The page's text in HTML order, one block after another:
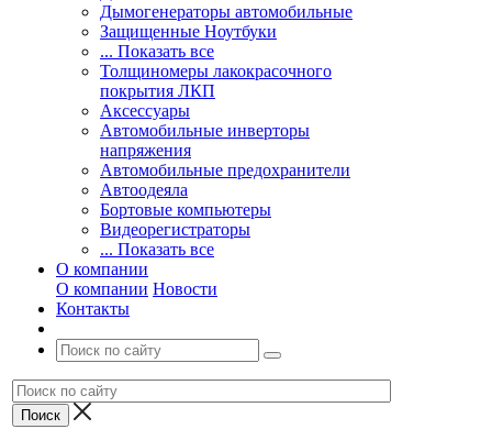
Дымогенераторы автомобильные
Защищенные Ноутбуки
... Показать все
Толщиномеры лакокрасочного
покрытия ЛКП
Аксессуары
Автомобильные инверторы
напряжения
Автомобильные предохранители
Автоодеяла
Бортовые компьютеры
Видеорегистраторы
... Показать все
О компании
О компании Новости
Контакты